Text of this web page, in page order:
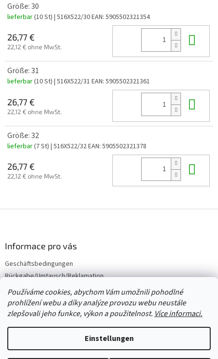
Používáme cookies, abychom Vám umožnili pohodlné
prohlížení webu a díky analýze provozu webu neustále
zlepšovali jeho funkce, výkon a použitelnost. Více informaci.
Einstellungen
Größe: 30
lieferbar(10 St) | 516X522/30EAN: 5905502321354
26,77 €
22,12 € ohne MwSt.
Größe: 31
lieferbar(10 St) | 516X522/31 EAN: 5905502321361
26,77 €
22,12 € ohne MwSt.
Größe: 32
lieferbar(7 St) | 516X522/32EAN: 5905502321378
26,77 €
22,12 € ohne MwSt.
l
Informace pro vás
Geschäftsbedingungen
Rückgabe/Umtausch/Reklamation
Großhandel